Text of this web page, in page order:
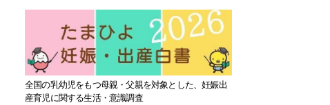
全国の乳幼児をもつ母親・父親を対象とした、妊娠出
産育児に関する生活・意識調査